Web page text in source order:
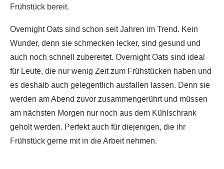
Frühstück bereit.
Overnight Oats sind schon seit Jahren im Trend. Kein
Wunder, denn sie schmecken lecker, sind gesund und
auch noch schnell zubereitet. Overnight Oats sind ideal
für Leute, die nur wenig Zeit zum Frühstücken haben und
es deshalb auch gelegentlich ausfallen lassen. Denn sie
werden am Abend zuvor zusammengerührt und müssen
am nächsten Morgen nur noch aus dem Kühlschrank
geholt werden. Perfekt auch für diejenigen, die ihr
Frühstück gerne mit in die Arbeit nehmen.